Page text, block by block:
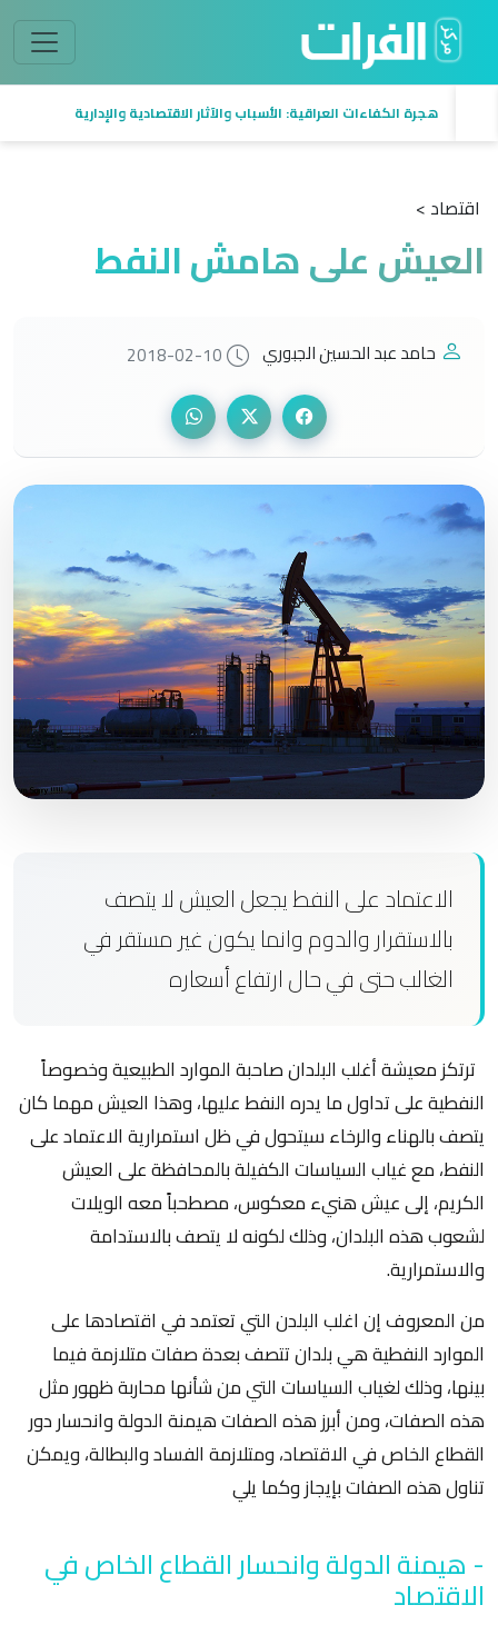
هجرة الكفاءات العراقية: الأسباب والآثار الاقتصادية والإدارية
اقتصاد >
العيش على هامش النفط
حامد عبد الحسين الجبوري 2018-02-10
الاعتماد على النفط يجعل العيش لا يتصف
بالاستقرار والدوم وانما يكون غير مستقر في
الغالب حتى في حال ارتفاع أسعاره
ترتكز معيشة أغلب البلدان صاحبة الموارد الطبيعية وخصوصاً
النفطية على تداول ما يدره النفط عليها، وهذا العيش مهما كان
يتصف بالهناء والرخاء سيتحول في ظل استمرارية الاعتماد على
النفط، مع غياب السياسات الكفيلة بالمحافظة على العيش
الكريم، إلى عيش هنيء معكوس، مصطحباً معه الويلات
لشعوب هذه البلدان، وذلك لكونه لا يتصف بالاستدامة
والاستمرارية.
من المعروف إن اغلب البلدن التي تعتمد في اقتصادها على
الموارد النفطية هي بلدان تتصف بعدة صفات متلازمة فيما
بينها، وذلك لغياب السياسات التي من شأنها محاربة ظهور مثل
هذه الصفات، ومن أبرز هذه الصفات هيمنة الدولة وانحسار دور
القطاع الخاص في الاقتصاد، ومتلازمة الفساد والبطالة، ويمكن
تناول هذه الصفات بإيجاز وكما يلي
- هيمنة الدولة وانحسار القطاع الخاص في
الاقتصاد